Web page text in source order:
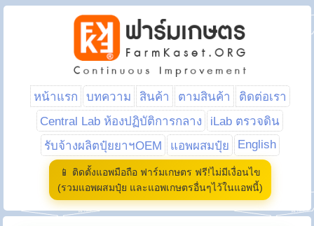
หน้าแรก บทความ สินค้า ตามสินค้า
ติดต่อเรา
Central Lab ห้องปฏิบัติการกลาง
iLab ตรวจดิน
รับจ้างผลิตปุ๋ยยาฯOEM
แอพผสมปุ๋ย English
📱 ติดตั้งแอพมือถือ ฟาร์มเกษตร ฟรี!ไม่มีเงื่อนไข
(รวมแอพผสมปุ๋ย และแอพเกษตรอื่นๆไว้ในแอพนี้)